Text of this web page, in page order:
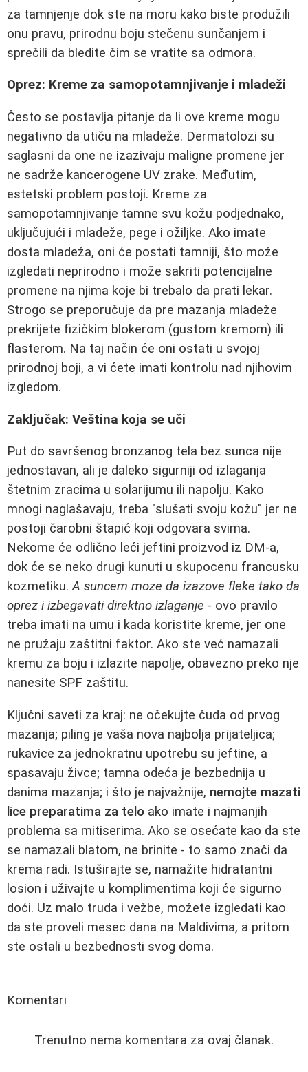
za tamnjenje dok ste na moru kako biste produžili
onu pravu, prirodnu boju stečenu sunčanjem i
sprečili da bledite čim se vratite sa odmora.
Oprez: Kreme za samopotamnjivanje i mladeži
Često se postavlja pitanje da li ove kreme mogu
negativno da utiču na mladeže. Dermatolozi su
saglasni da one ne izazivaju maligne promene jer
ne sadrže kancerogene UV zrake. Međutim,
estetski problem postoji. Kreme za
samopotamnjivanje tamne svu kožu podjednako,
uključujući i mladeže, pege i ožiljke. Ako imate
dosta mladeža, oni će postati tamniji, što može
izgledati neprirodno i može sakriti potencijalne
promene na njima koje bi trebalo da prati lekar.
Strogo se preporučuje da pre mazanja mladeže
prekrijete fizičkim blokerom (gustom kremom) ili
flasterom. Na taj način će oni ostati u svojoj
prirodnoj boji, a vi ćete imati kontrolu nad njihovim
izgledom.
Zaključak: Veština koja se uči
Put do savršenog bronzanog tela bez sunca nije
jednostavan, ali je daleko sigurniji od izlaganja
štetnim zracima u solarijumu ili napolju. Kako
mnogi naglašavaju, treba "slušati svoju kožu" jer ne
postoji čarobni štapić koji odgovara svima.
Nekome će odlično leći jeftini proizvod iz DM-a,
dok će se neko drugi kunuti u skupocenu francusku
kozmetiku.A suncem moze da izazove fleke tako da
oprez i izbegavati direktno izlaganje - ovo pravilo
treba imati na umu i kada koristite kreme, jer one
ne pružaju zaštitni faktor. Ako ste već namazali
kremu za boju i izlazite napolje, obavezno preko nje
nanesite SPF zaštitu.
Ključni saveti za kraj: ne očekujte čuda od prvog
mazanja; piling je vaša nova najbolja prijateljica;
rukavice za jednokratnu upotrebu su jeftine, a
spasavaju živce; tamna odeća je bezbednija u
danima mazanja; i što je najvažnije, nemojte mazati
lice preparatima za telo ako imate i najmanjih
problema sa mitiserima. Ako se osećate kao da ste
se namazali blatom, ne brinite - to samo znači da
krema radi. Istuširajte se, namažite hidratantni
losion i uživajte u komplimentima koji će sigurno
doći. Uz malo truda i vežbe, možete izgledati kao
da ste proveli mesec dana na Maldivima, a pritom
ste ostali u bezbednosti svog doma.
Komentari
Trenutno nema komentara za ovaj članak.